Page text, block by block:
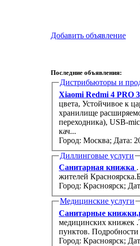
Добавить объявление
Последние объявления:
Дистрибьюторы и
Xiaomi Redmi 4 PRO
цвета, Устойчивое к
хранилище
переходника), USB-
кач...
Город: Москва; Дата:
Диллинговые услуги
Санитарная книжка
жителей
Город: Красноярск;
Медицинские услуги
Санитарные
медицинских книжек
пунктов.
Город: Красноярск;